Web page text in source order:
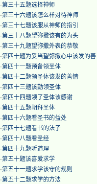
·第三十五题选择神师
·第三十六题该怎么样对待神师
·第三十七题该服从神师的指引
·第三十八题望弥撒该有的为头
·第三十九题望弥撒外表的恭敬
·第四十题为妥当望弥撒心中该发的善
·第四十一题预备领圣体
·第四十二题领圣体该发的善情
·第四十三题该勤领圣体
·第四十四题领了圣体该感谢
·第四十五题朝拜圣体
·第四十六题看圣书的益处
·第四十七题看书的法子
·第四十八题看圣经
·第四十九题听道理
·第五十题该喜爱求学
·第五十一题求学该守的规则
·第五十二题求学的方法